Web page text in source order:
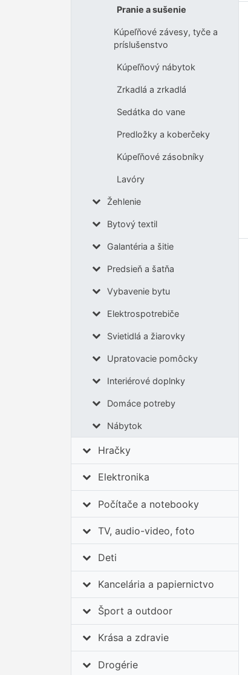
Pranie a sušenie
Kúpeľňové závesy, tyče a
príslušenstvo
Kúpeľňový nábytok
Zrkadlá a zrkadlá
Sedátka do vane
Predložky a koberčeky
Kúpeľňové zásobníky
Lavóry
Žehlenie
Bytový textil
Galantéria a šitie
Predsieň a šatňa
Vybavenie bytu
Elektrospotrebiče
Svietidlá a žiarovky
Upratovacie pomôcky
Interiérové doplnky
Domáce potreby
Nábytok
Hračky
Elektronika
Počítače a notebooky
TV, audio-video, foto
Deti
Kancelária a papiernictvo
Šport a outdoor
Krása a zdravie
Drogérie